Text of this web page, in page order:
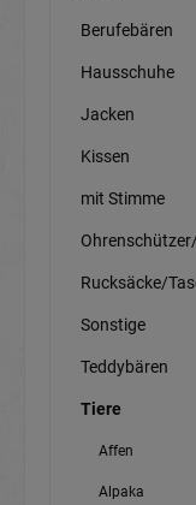
Berufebären
Hausschuhe
Jacken
Kissen
mit Stimme
Rucksäcke/
Sonstige
Teddybären
Tiere
Affen
Alpaka